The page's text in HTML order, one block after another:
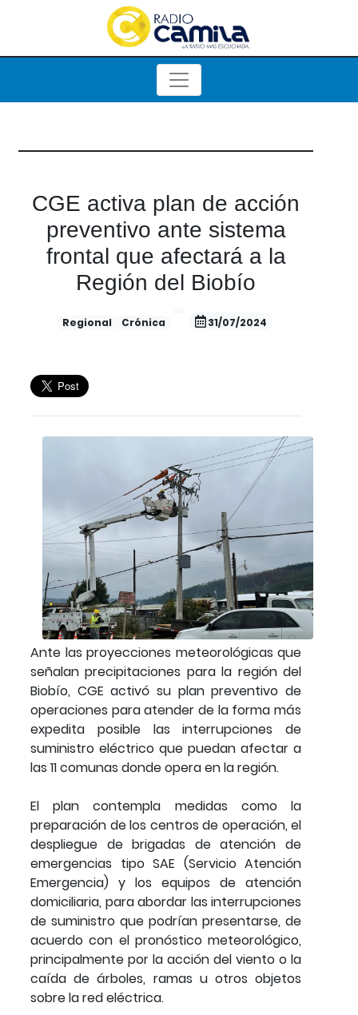
CGE activa plan de acción
preventivo ante sistema
frontal que afectará a la
Región del Biobío
Regional Crónica 31/07/2024
Ante las proyecciones meteorológicas que
señalan precipitaciones para la región del
Biobío, CGE activó su plan preventivo de
operaciones para atender de la forma más
expedita posible las interrupciones de
suministro eléctrico que puedan afectar a
las 11 comunas donde opera en la región.
El plan contempla medidas como la
preparación de los centros de operación, el
despliegue de brigadas de atención de
emergencias tipo SAE (Servicio Atención
Emergencia) y los equipos de atención
domiciliaria, para abordar las interrupciones
de suministro que podrían presentarse, de
acuerdo con el pronóstico meteorológico,
principalmente por la acción del viento o la
caída de árboles, ramas u otros objetos
sobre la red eléctrica.